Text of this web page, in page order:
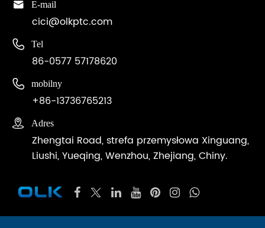
 E-mail
cici@olkptc.com
 Tel
86-0577 57178620
 mobilny
+86-13736765213
 Adres
Zhengtai Road, strefa przemysłowa Xinguang,
Liushi, Yueqing, Wenzhou, Zhejiang, Chiny.